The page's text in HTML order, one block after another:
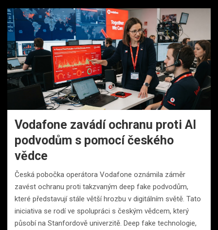
Vodafone zavádí ochranu proti AI
podvodům s pomocí českého
vědce
Česká pobočka operátora Vodafone oznámila záměr
zavést ochranu proti takzvaným deep fake podvodům,
které představují stále větší hrozbu v digitálním světě. Tato
iniciativa se rodí ve spolupráci s českým vědcem, který
působí na Stanfordově univerzitě. Deep fake technologie,